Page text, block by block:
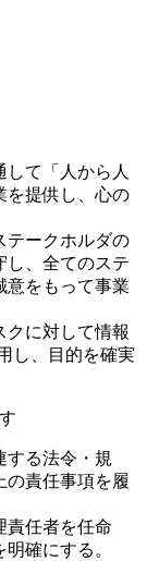
て「人から人
を提供し、心の
テークホルダの
し、全てのステ
意をもって事業
クに対して情報
し、目的を確実
する法令・規
の責任事項を履
責任者を任命
確にする。